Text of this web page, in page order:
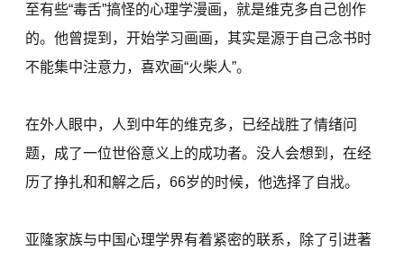
至有些“毒舌”搞怪的心理学漫画，就是维克多自己创作
的。他曾提到，开始学习画画，其实是源于自己念书时
不能集中注意力，喜欢画“火柴人”。
在外人眼中，人到中年的维克多，已经战胜了情绪问
题，成了一位世俗意义上的成功者。没人会想到，在经
历了挣扎和和解之后，66岁的时候，他选择了自戕。
亚隆家族与中国心理学界有着紧密的联系，除了引进著